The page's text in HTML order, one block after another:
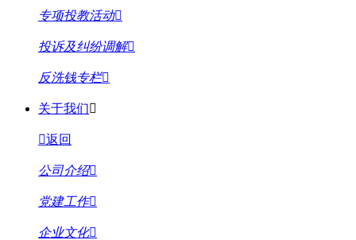
专项投教活动
投诉及纠纷调解
反洗钱专栏
关于我们
返回
公司介绍
党建工作
企业文化